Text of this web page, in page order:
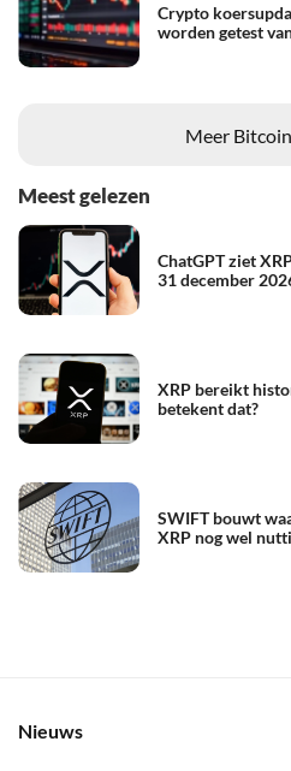
Crypto
worden getest
Meer
Meest gelezen
ChatGPT ziet
31 december
XRP bereikt
betekent dat?
SWIFT bouwt
XRP nog wel
Nieuws